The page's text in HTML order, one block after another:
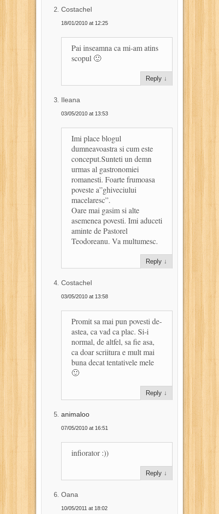
Costachel
18/01/2010 at 12:25
Pai inseamna ca mi-am atins
scopul 🙂
Reply ↓
Ileana
03/05/2010 at 13:53
Imi place blogul
dumneavoastra si cum este
conceput.Sunteti un demn
urmas al gastronomiei
romanesti. Foarte frumoasa
poveste a”ghiveciului
macelaresc”.
Oare mai gasim si alte
asemenea povesti. Imi aduceti
aminte de Pastorel
Teodoreanu. Va multumesc.
Reply ↓
Costachel
03/05/2010 at 13:58
Promit sa mai pun povesti de-
astea, ca vad ca plac. Si-i
normal, de altfel, sa fie asa,
ca doar scriitura e mult mai
buna decat tentativele mele
🙂
Reply ↓
animaloo
07/05/2010 at 16:51
infiorator :))
Reply ↓
Oana
10/05/2011 at 18:02